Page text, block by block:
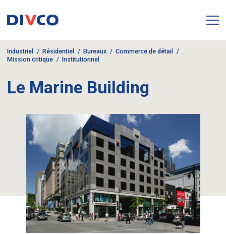
Industriel Résidentiel Bureaux
Commerce de détail
Mission critique
Institutionnel
Le Marine Building